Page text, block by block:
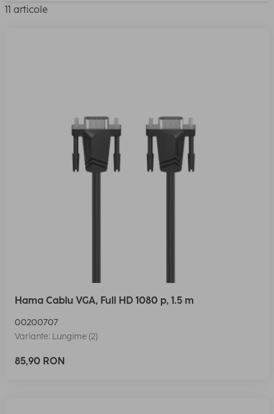
11 articole
Hama Cablu VGA, Full HD 1080 p, 1.5 m
00200707
Variante: Lungime (2)
85,90 RON